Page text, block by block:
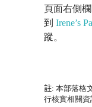
頁面右側
到 Irene’s
蹤。
註: 本部落格
行核實相關資